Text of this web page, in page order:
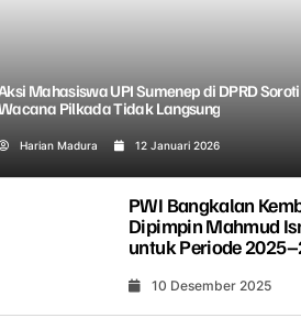
Mahasiswa UPI Sumenep di DPRD Soroti
Pilkada Tidak Langsung
Harian Madura 12 Januari 2026
PWI Bangkalan
Dipimpin Mahmud
untuk Periode
10 Desember 2025